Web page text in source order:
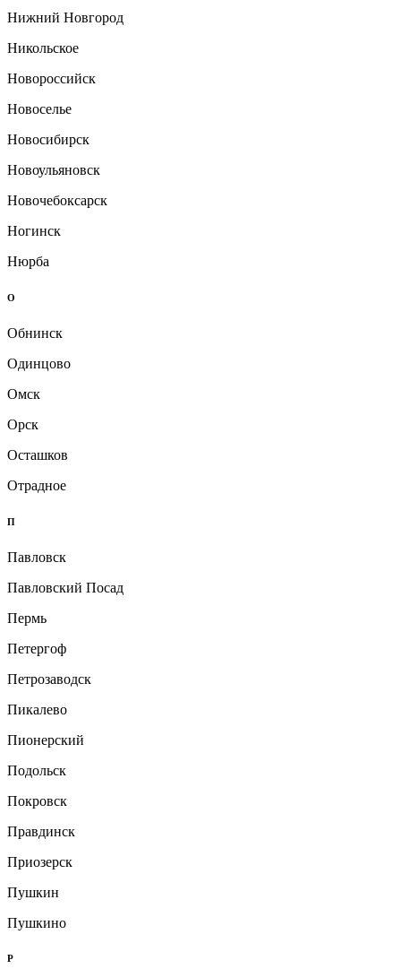
Нижний Новгород
Никольское
Новороссийск
Новоселье
Новосибирск
Новоульяновск
Новочебоксарск
Ногинск
Нюрба
О
Обнинск
Одинцово
Омск
Орск
Осташков
Отрадное
П
Павловск
Павловский Посад
Пермь
Петергоф
Петрозаводск
Пикалево
Пионерский
Подольск
Покровск
Правдинск
Приозерск
Пушкин
Пушкино
Р